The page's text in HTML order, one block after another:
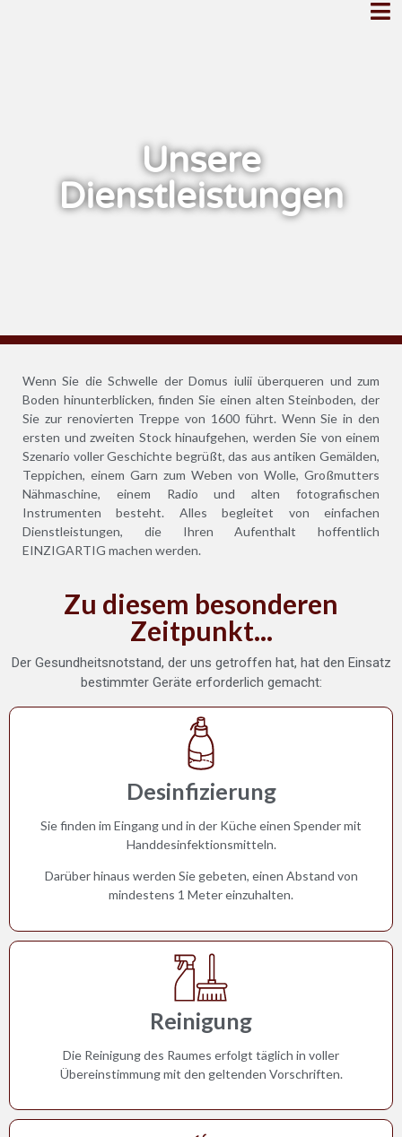
Unsere
Dienstleistungen
Wenn Sie die Schwelle der Domus iulii überqueren und zum
Boden hinunterblicken, finden Sie einen alten Steinboden, der
Sie zur renovierten Treppe von 1600 führt. Wenn Sie in den
ersten und zweiten Stock hinaufgehen, werden Sie von einem
Szenario voller Geschichte begrüßt, das aus antiken Gemälden,
Teppichen, einem Garn zum Weben von Wolle, Großmutters
Nähmaschine, einem Radio und alten fotografischen
Instrumenten besteht. Alles begleitet von einfachen
Dienstleistungen, die Ihren Aufenthalt hoffentlich
EINZIGARTIG machen werden.
Zu diesem besonderen
Zeitpunkt...
Der Gesundheitsnotstand, der uns getroffen hat, hat den Einsatz
bestimmter Geräte erforderlich gemacht:
Desinfizierung
Sie finden im Eingang und in der Küche einen Spender mit
Handdesinfektionsmitteln.
Darüber hinaus werden Sie gebeten, einen Abstand von
mindestens 1 Meter einzuhalten.
Reinigung
Die Reinigung des Raumes erfolgt täglich in voller
Übereinstimmung mit den geltenden Vorschriften.